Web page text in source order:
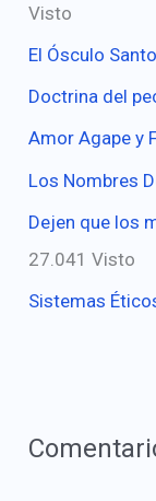
Visto
El Ósculo Santo
Doctrina del
Amor Agape y
Los Nombres
Dejen que los
27.041 Visto
Sistemas